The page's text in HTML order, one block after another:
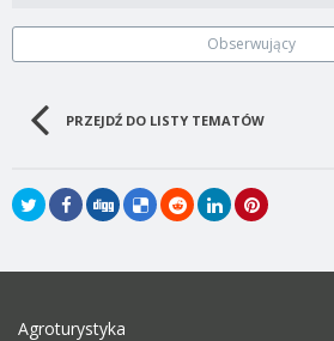
Obserwujący
PRZEJDŹ DO LISTY TEMATÓW
Agroturystyka